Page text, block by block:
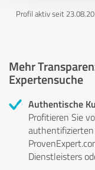
Profil aktiv seit
Mehr
Expertensuche
Authentische
Profitieren Sie
Dienstleisters